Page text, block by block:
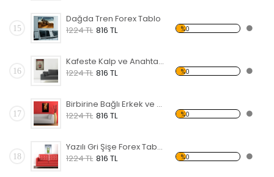
15
Dağda Tren Forex Tablo
1224 TL 816 TL %0
16
Kafeste Kalp ve Anahtar Forex Tablo
1224 TL 816 TL %0
17
Birbirine Bağlı Erkek ve Kadın Eli Forex Tablo
1224 TL 816 TL %0
18
Yazılı Gri Şişe Forex Tablo
1224 TL 816 TL %0